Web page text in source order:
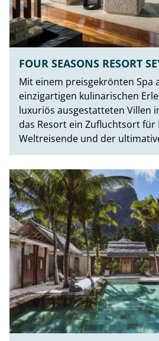
FOUR SEASONS RESORT
Mit einem preisgekrönten Spa
einzigartigen kulinarischen
luxuriös ausgestatteten Villen
das Resort ein Zufluchtsort für
Weltreisende und der